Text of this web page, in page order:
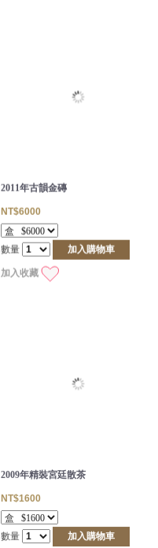
2011年古韻金磚
NT$6000
數量 加入購物車
加入收藏
2009年精裝宮廷散茶
NT$1600
數量 加入購物車